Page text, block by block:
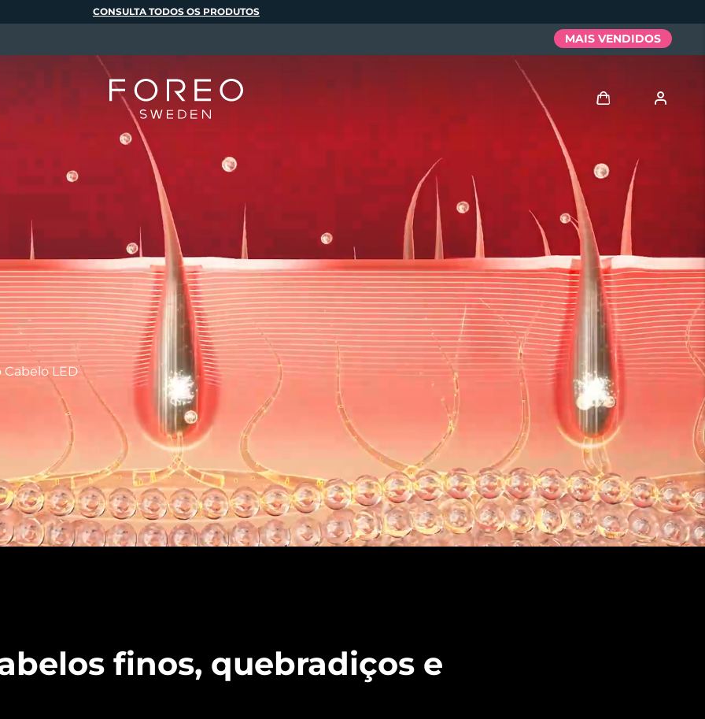
Cabelo LED
finos, quebradiços e
CONSULTA TODOS OS PRODUTOS
MAIS VENDIDOS
Perfil de usuário
Meus aparelhos
Meus pedidos
Meus endereços
As minhas subscrições